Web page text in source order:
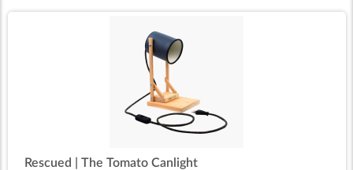
Rescued | The Tomato Canlight